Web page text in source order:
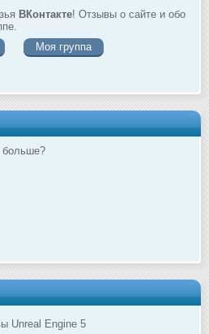
ВКонтакте! Отзывы о сайте и обо
Моя группа
больше?
Unreal Engine 5